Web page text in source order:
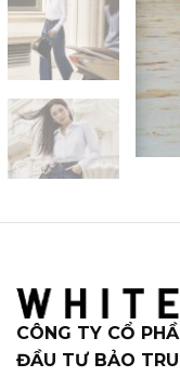
CÔNG TY CỔ
ĐẦU TƯ BẢO